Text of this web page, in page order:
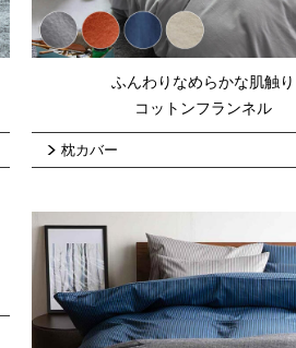
ふんわりなめらかな肌触り
コットンフランネル
枕カバー